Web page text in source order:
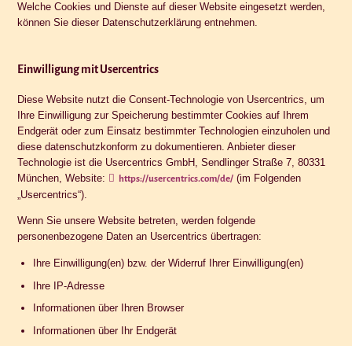
Welche Cookies und Dienste auf dieser Website eingesetzt werden,
können Sie dieser Datenschutzerklärung entnehmen.
Einwilligung mit Usercentrics
Diese Website nutzt die Consent-Technologie von Usercentrics, um
Ihre Einwilligung zur Speicherung bestimmter Cookies auf Ihrem
Endgerät oder zum Einsatz bestimmter Technologien einzuholen und
diese datenschutzkonform zu dokumentieren. Anbieter dieser
Technologie ist die Usercentrics GmbH, Sendlinger Straße 7, 80331
München, Website:
https://usercentrics.com/de/ (im Folgenden
„Usercentrics“).
Wenn Sie unsere Website betreten, werden folgende
personenbezogene Daten an Usercentrics übertragen:
Ihre Einwilligung(en) bzw. der Widerruf Ihrer Einwilligung(en)
Ihre IP-Adresse
Informationen über Ihren Browser
Informationen über Ihr Endgerät